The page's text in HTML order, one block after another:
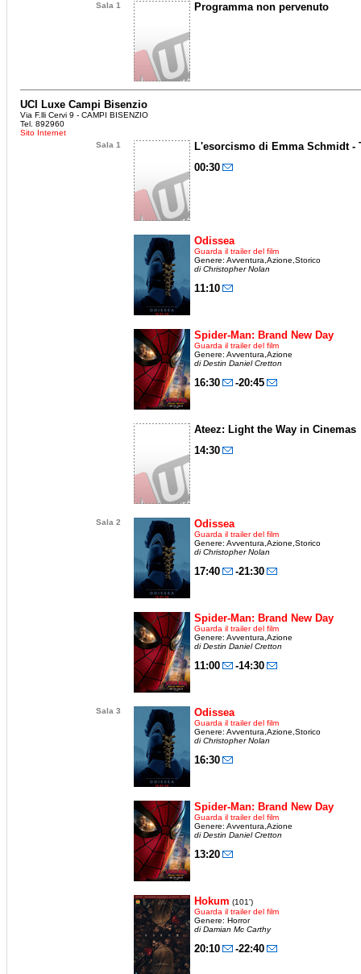
Sala 1
Programma non pervenuto
UCI Luxe Campi Bisenzio
Via F.lli Cervi 9 - CAMPI BISENZIO
Tel. 892960
Sito Internet
Sala 1
L'esorcismo di Emma Schmidt -
00:30
Odissea
Guarda il trailer del film
Genere: Avventura,Azione,Storico
di Christopher Nolan
11:10
Spider-Man: Brand New Day
Guarda il trailer del film
Genere: Avventura,Azione
di Destin Daniel Cretton
16:30 -20:45
Ateez: Light the Way in Cinemas
14:30
Sala 2 Odissea
Guarda il trailer del film
Genere: Avventura,Azione,Storico
di Christopher Nolan
17:40 -21:30
Spider-Man: Brand New Day
Guarda il trailer del film
Genere: Avventura,Azione
di Destin Daniel Cretton
11:00 -14:30
Sala 3 Odissea
Guarda il trailer del film
Genere: Avventura,Azione,Storico
di Christopher Nolan
16:30
Spider-Man: Brand New Day
Guarda il trailer del film
Genere: Avventura,Azione
di Destin Daniel Cretton
13:20
Hokum (101')
Guarda il trailer del film
Genere: Horror
di Damian Mc Carthy
20:10 -22:40